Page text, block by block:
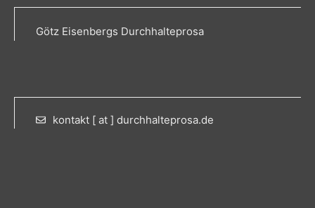
Götz Eisenbergs Durchhalteprosa
kontakt [ at ] durchhalteprosa.de